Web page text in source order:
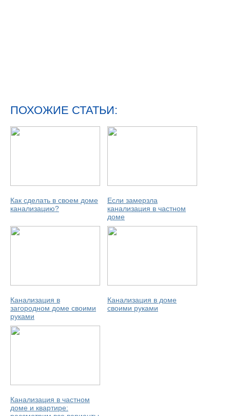
ПОХОЖИЕ СТАТЬИ:
Как сделать в своем доме
канализацию?
Если замерзла
канализация в частном
доме
Канализация в
загородном доме своими
руками
Канализация в доме
своими руками
Канализация в частном
доме и квартире: